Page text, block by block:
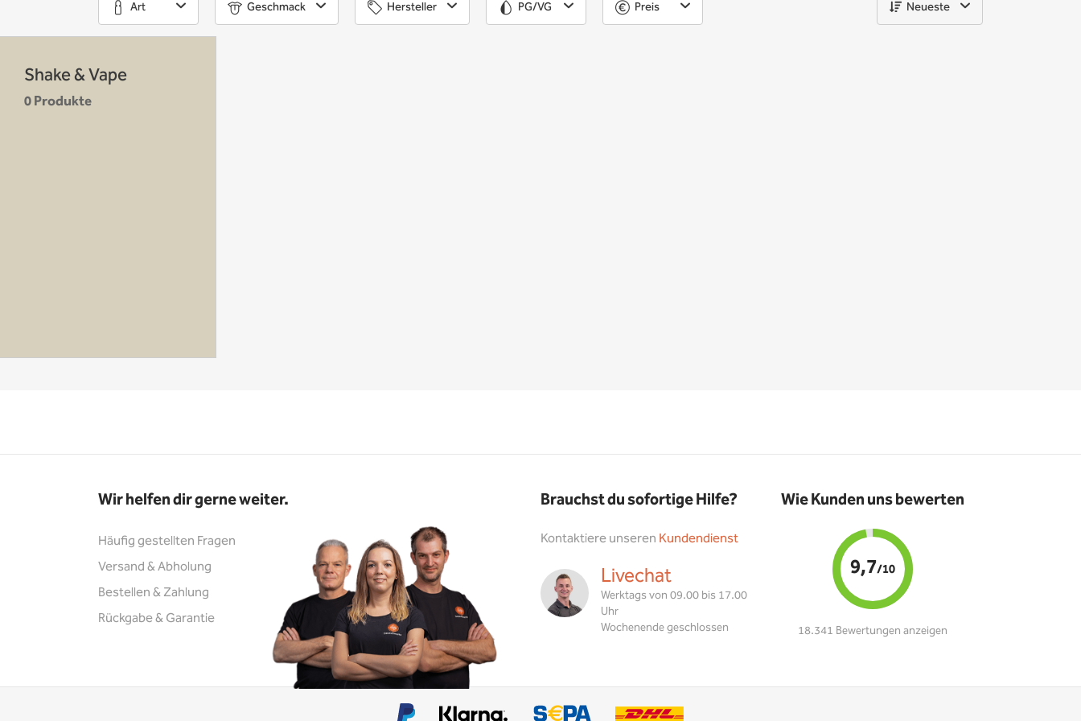
Art Geschmack Hersteller PG/VG Preis Neueste
Shake & Vape
0 Produkte
Wir helfen dir gerne weiter.
Häufig gestellten Fragen
Versand & Abholung
Bestellen & Zahlung
Rückgabe & Garantie
Brauchst du sofortige Hilfe?
Kontaktiere unseren Kundendienst
Livechat
Werktags von 09.00 bis 17.00
Uhr
Wochenende geschlossen
Wie Kunden uns bewerten
9,7/10
18.341 Bewertungen anzeigen